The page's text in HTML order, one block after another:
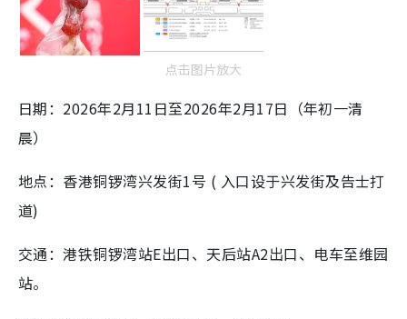
点击图片放大
日期：2026年2月11日至2026年2月17日（年初一清
晨）
地点：香港铜锣湾兴发街1号 ( 入口设于兴发街及告士打
道)
交通：港铁铜锣湾站E出口、天后站A2出口、电车至维园
站。